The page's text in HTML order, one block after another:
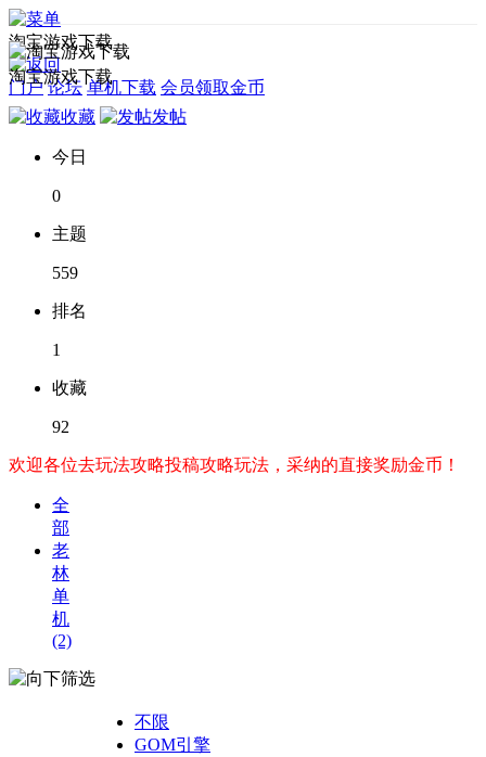
淘宝游戏下载
门户 论坛 单机下载 会员领取金币
淘宝游戏下载
收藏 发帖
今日
0
主题
559
排名
1
收藏
92
欢迎各位去玩法攻略投稿攻略玩法，采纳的直接奖励金币！
全
部
老
林
单
机
(2)
筛选
不限
GOM引擎